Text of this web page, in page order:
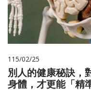
115/02/25
別人的健康秘訣，
身體，才更能「精